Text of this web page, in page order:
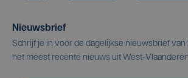
Nieuwsbrief
Schrijf je in voor de dagelijkse nieuwsbrief van
het meest recente nieuws uit West-